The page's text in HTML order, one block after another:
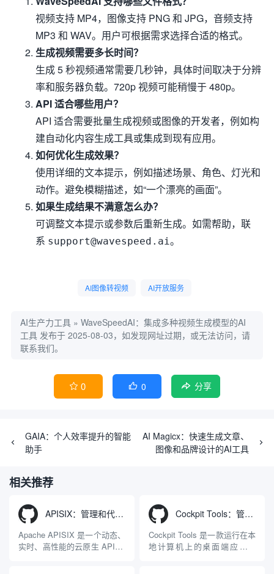
视频支持 MP4，图像支持 PNG 和 JPG，音频支持
MP3 和 WAV。用户可根据需求选择合适的格式。
生成视频需要多长时间？
生成 5 秒视频通常需要几秒钟，具体时间取决于分辨
率和服务器负载。720p 视频可能稍慢于 480p。
API 适合哪些用户？
API 适合需要批量生成视频或图像的开发者，例如构
建自动化内容生成工具或集成到现有应用。
如何优化生成效果？
使用详细的文本提示，例如描述场景、角色、灯光和
动作。避免模糊描述，如“一个漂亮的画面”。
如果生成结果不满意怎么办？
可调整文本提示或参数后重新生成。如需帮助，联
系 support@wavespeed.ai。
AI图像转视频 AI开放服务
AI生产力工具 » WaveSpeedAI：集成多种视频生成模型的AI
工具 发布于 2025-08-03，如发现网址过期，或无法访问，请
联系我们。
 0  0 分享
GAIA：个人效率提升的智能
助手
AI Magicx：快速生成文章、
图像和品牌设计的AI工具
相关推荐
APISIX：管理和代理API及大模型流量的高性能网关
Apache APISIX 是一个动态、
实时、高性能的云原生 API 网
Cockpit Tools：管理多个AI编程IDE账号与配置多开独立实例的本地桌面应用
Cockpit Tools 是一款运行在本
地计算机上的桌面端应用程